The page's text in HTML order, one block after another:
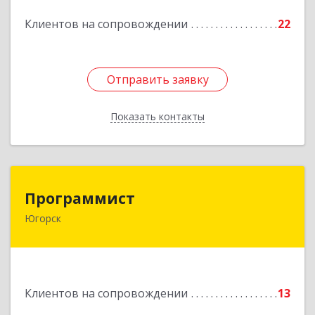
Клиентов на сопровождении 22
Отправить заявку
Показать контакты
Подробнее
Отправить заявку
Назад
Программист
Югорск
Клиентов на сопровождении 13
628264, Ханты-Мансийский Автономный округ
Подробнее